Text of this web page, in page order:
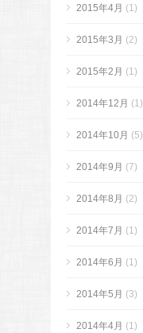
2015年4月 (1)
2015年3月 (2)
2015年2月 (1)
2014年12月 (1)
2014年10月 (5)
2014年9月 (7)
2014年8月 (2)
2014年7月 (1)
2014年6月 (1)
2014年5月 (3)
2014年4月 (1)